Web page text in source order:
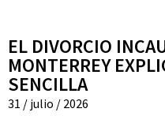
EL DIVORCIO
MONTERREY
SENCILLA
31 / julio / 2026